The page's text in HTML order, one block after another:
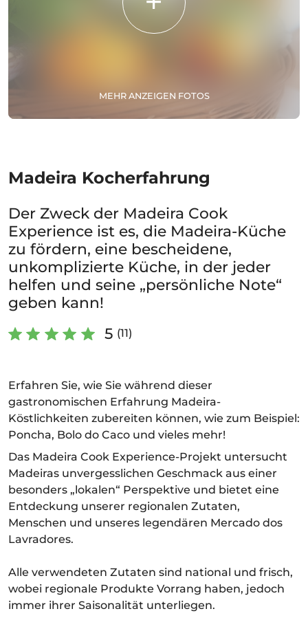
MEHR ANZEIGEN FOTOS
Madeira Kocherfahrung
Der Zweck der Madeira Cook
Experience ist es, die Madeira-Küche
zu fördern, eine bescheidene,
unkomplizierte Küche, in der jeder
helfen und seine „persönliche Note“
geben kann!
5 (11)
Erfahren Sie, wie Sie während dieser
gastronomischen Erfahrung Madeira-
Köstlichkeiten zubereiten können, wie zum Beispiel:
Poncha, Bolo do Caco und vieles mehr!
Das Madeira Cook Experience-Projekt untersucht
Madeiras unvergesslichen Geschmack aus einer
besonders „lokalen“ Perspektive und bietet eine
Entdeckung unserer regionalen Zutaten,
Menschen und unseres legendären Mercado dos
Lavradores.
Alle verwendeten Zutaten sind national und frisch,
wobei regionale Produkte Vorrang haben, jedoch
immer ihrer Saisonalität unterliegen.